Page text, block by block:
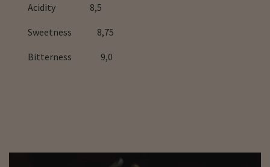
Acidity 8,5
Sweetness 8,75
Bitterness 9,0